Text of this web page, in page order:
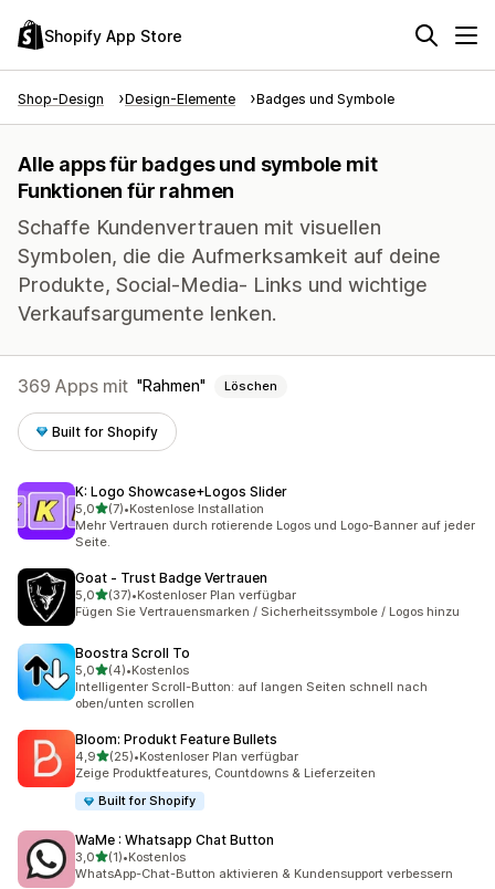
Shopify App Store
Shop-Design Design-Elemente Badges und Symbole
Alle apps für badges und symbole mit
Funktionen für rahmen
Schaffe Kundenvertrauen mit visuellen
Symbolen, die die Aufmerksamkeit auf deine
Produkte, Social-Media- Links und wichtige
Verkaufsargumente lenken.
369 Apps mit Rahmen Löschen
Built for Shopify
K: Logo Showcase+Logos Slider
5,0von 5 Sternen
(7)
7 Rezensionen insgesamt
•Kostenlose Installation
Mehr Vertrauen durch rotierende Logos und Logo-Banner auf jeder
Seite.
Goat ‑ Trust Badge Vertrauen
5,0von 5 Sternen
(37)
37 Rezensionen insgesamt
•Kostenloser Plan verfügbar
Fügen Sie Vertrauensmarken / Sicherheitssymbole / Logos hinzu
Boostra Scroll To
5,0von 5 Sternen
(4)
4 Rezensionen insgesamt
•Kostenlos
Intelligenter Scroll-Button: auf langen Seiten schnell nach
oben/unten scrollen
Bloom: Produkt Feature Bullets
4,9von 5 Sternen
(25)
25 Rezensionen insgesamt
•Kostenloser Plan verfügbar
Zeige Produktfeatures, Countdowns & Lieferzeiten
Built for Shopify
WaMe : Whatsapp Chat Button
3,0von 5 Sternen
(1)
1 Rezensionen insgesamt
•Kostenlos
WhatsApp-Chat-Button aktivieren & Kundensupport verbessern